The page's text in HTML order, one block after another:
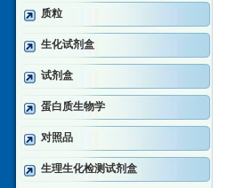
质粒
生化试剂盒
试剂盒
蛋白质生物学
对照品
生理生化检测试剂盒